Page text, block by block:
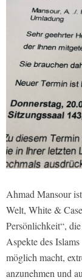
Ahmad Mansour
Welt, White &
Persönlichkeit“,
Aspekte des
möglich macht,
anzunehmen und